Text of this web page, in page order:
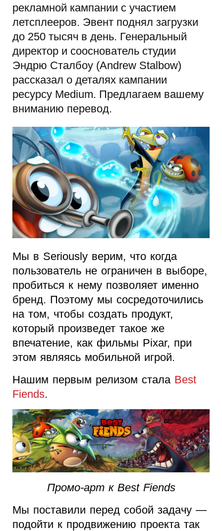
рекламной кампании с участием
летсплееров. Эвент поднял загрузки
до 250 тысяч в день. Генеральный
директор и сооснователь студии
Эндрю Сталбоу (Andrew Stalbow)
рассказал о деталях кампании
ресурсу Medium. Предлагаем вашему
вниманию перевод.
Мы в Seriously верим, что когда
пользователь не ограничен в выборе,
пробиться к нему позволяет именно
бренд. Поэтому мы сосредоточились
на том, чтобы создать продукт,
который произведет такое же
впечатение, как фильмы Pixar, при
этом являясь мобильной игрой.
Нашим первым релизом стала Best
Fiends.
Промо-арт к Best Fiends
Мы поставили перед собой задачу —
подойти к продвижению проекта так